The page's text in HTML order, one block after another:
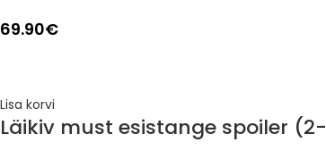
69.90€
Lisa korvi
Läikiv must esistange spoiler (2-